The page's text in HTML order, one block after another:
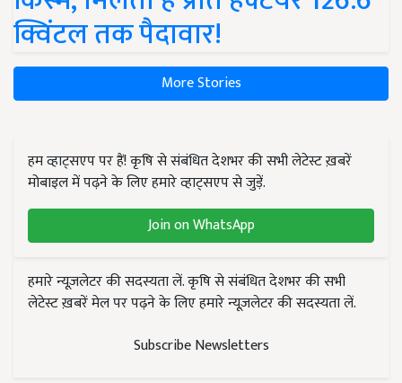
क्विंटल तक पैदावार!
More Stories
हम व्हाट्सएप पर हैं! कृषि से संबंधित देशभर की सभी लेटेस्ट ख़बरें
मोबाइल में पढ़ने के लिए हमारे व्हाट्सएप से जुड़ें.
Join on WhatsApp
हमारे न्यूज़लेटर की सदस्यता लें. कृषि से संबंधित देशभर की सभी
लेटेस्ट ख़बरें मेल पर पढ़ने के लिए हमारे न्यूज़लेटर की सदस्यता लें.
Subscribe Newsletters